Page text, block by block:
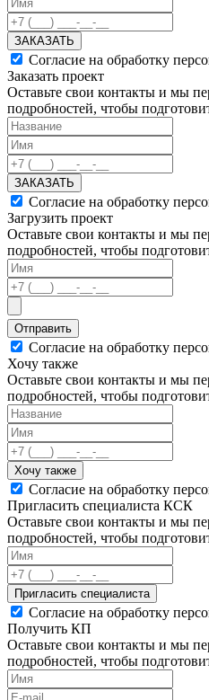
ЗАКАЗАТЬ
Согласие на обработку
Заказать проект
Оставьте свои контакты и мы
подробностей, чтобы
ЗАКАЗАТЬ
Согласие на обработку
Загрузить проект
Оставьте свои контакты и мы
подробностей, чтобы
Отправить
Согласие на обработку
Хочу также
Оставьте свои контакты и мы
подробностей, чтобы
Хочу также
Согласие на обработку
Пригласить специалиста КСК
Оставьте свои контакты и мы
подробностей, чтобы
Пригласить специалиста
Согласие на обработку
Получить КП
Оставьте свои контакты и мы
подробностей, чтобы